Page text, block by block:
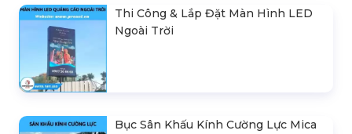
Thi Công & Lắp Đặt Màn Hình LED
Ngoài Trời
Bục Sân Khấu Kính Cường Lực Mica